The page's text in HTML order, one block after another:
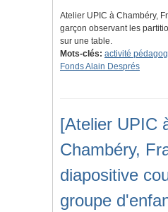
Atelier UPIC à Chambéry,
garçon observant les
sur une table.
Mots-clés: activité
Fonds Alain Després
[Atelier UPIC
Chambéry,
diapositive
groupe